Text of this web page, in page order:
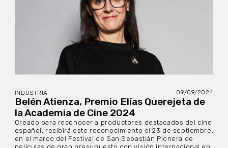
INDUSTRIA 09/09/2024
Belén Atienza, Premio Elías Querejeta de
la Academia de Cine 2024
Creado para reconocer a productores destacados del cine
español, recibirá este reconocimiento el 23 de septiembre,
en el marco del Festival de San Sebastián Pionera de